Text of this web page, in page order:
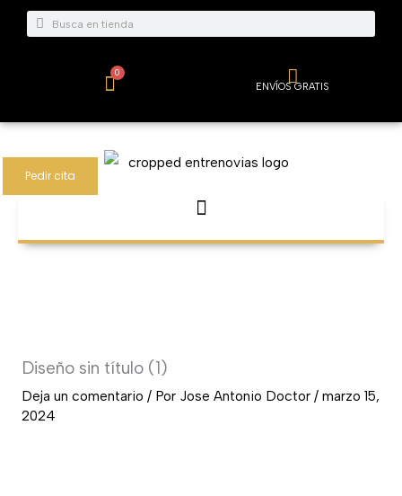
Buscar
Buscar
0
Carrito ENVÍOS GRATIS
Pedir cita
Diseño sin título (1)
Deja un comentario / Por Jose Antonio Doctor / marzo 15,
2024